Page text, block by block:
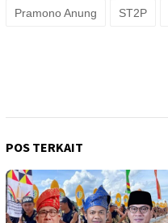
Pramono Anung ST2P
POS TERKAIT